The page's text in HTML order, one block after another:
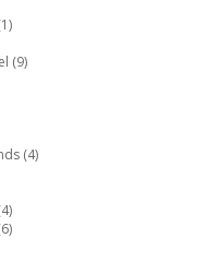
(9)
(4)